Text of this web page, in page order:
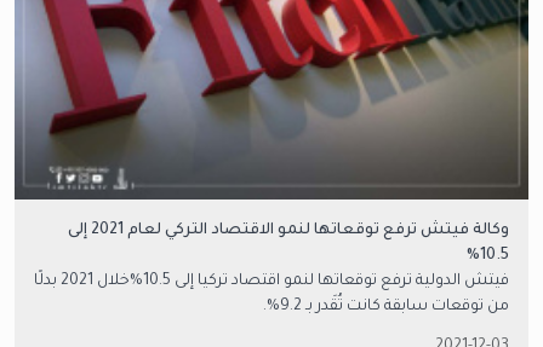
وكالة فيتش ترفع توقعاتها لنمو الاقتصاد التركي لعام 2021 إلى
10.5%
فيتش الدولية ترفع توقعاتها لنمو اقتصاد تركيا إلى 10.5%خلال 2021 بدلًا
من توقعات سابقة كانت تُقَدر بـ 9.2%.